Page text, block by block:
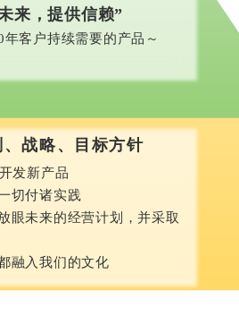
来，提供信赖”
年客户持续需要的产品～
战略、目标方针
发新产品
切付诸实践
眼未来的经营计划，并采取
融入我们的文化